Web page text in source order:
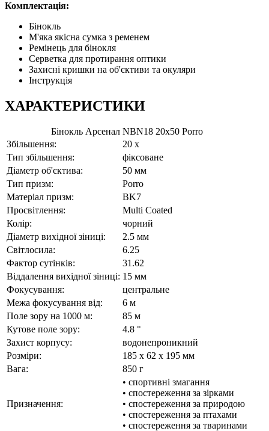
Комплектація:
Бінокль
М'яка якісна сумка з ременем
Ремінець для бінокля
Серветка для протирання оптики
Захисні кришки на об'єктиви та окуляри
Інструкція
ХАРАКТЕРИСТИКИ
Бінокль Арсенал NBN18 20x50 Porro
Збільшення:
20 x
Тип збільшення:
фіксоване
Діаметр об'єктива:
50 мм
Тип призм:
Porro
Матеріал призм:
BK7
Просвітлення:
Multi Coated
Колір:
чорний
Діаметр вихідної зіниці:
2.5 мм
Світлосила:
6.25
Фактор сутінків:
31.62
Віддалення вихідної зіниці: 15 мм
Фокусування:
центральне
Межа фокусування від:
6 м
Поле зору на 1000 м:
85 м
Кутове поле зору:
4.8 °
Захист корпусу:
водонепроникний
Розміри:
185 x 62 x 195 мм
Вага:
850 г
Призначення:
• спортивні змагання
• спостереження за зірками
• спостереження за природою
• спостереження за птахами
• спостереження за тваринами